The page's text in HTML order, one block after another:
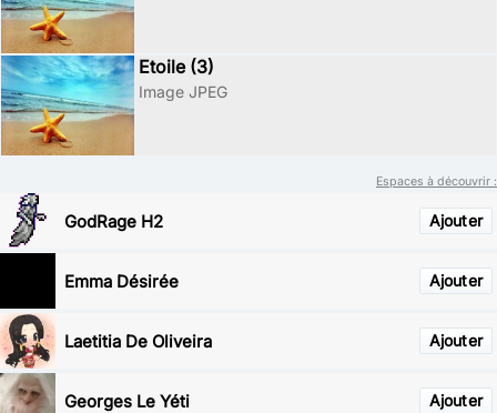
Etoile (3)
Image JPEG
Espaces à découvrir :
Ajouter
GodRage H2
Ajouter
Emma Désirée
Ajouter
Laetitia De Oliveira
Ajouter
Georges Le Yéti